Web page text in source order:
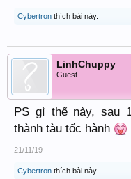
Cybertron thích bài này.
LinhChuppy
Guest
PS gì thế này, sau
thành tàu tốc hành
21/11/19
Cybertron thích bài này.